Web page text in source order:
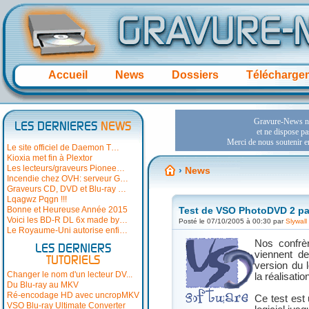
Accueil News Dossiers
LES DERNIERESNEWS
Le site officiel de Daemon T…
Kioxia met fin à Plextor
Les lecteurs/graveurs Pionee…
Incendie chez OVH: serveur G…
Graveurs CD, DVD et Blu-ray …
Lqagwz Pqgn !!!
Bonne et Heureuse Année 2015
Voici les BD-R DL 6x made by…
Le Royaume-Uni autorise enfi…
LES DERNIERS
TUTORIELS
Changer le nom d'un lecteur DV...
Du Blu-ray au MKV
Ré-encodage HD avec uncropMKV
VSO Blu-ray Ultimate Converter
› News
Test de VSO PhotoDVD 2
Posté le 07/10/2005 à 00:30 parSlywall
Nos
viennent
version du
la
Ce test est